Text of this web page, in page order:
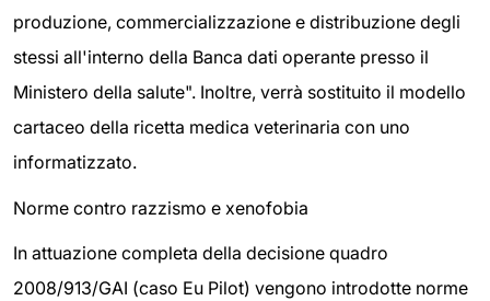
produzione, commercializzazione e distribuzione degli
stessi all'interno della Banca dati operante presso il
Ministero della salute". Inoltre, verrà sostituito il modello
cartaceo della ricetta medica veterinaria con uno
informatizzato.
Norme contro razzismo e xenofobia
In attuazione completa della decisione quadro
2008/913/GAI (caso Eu Pilot) vengono introdotte norme